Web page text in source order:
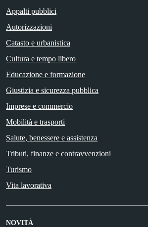
Appalti pubblici
Autorizzazioni
Catasto e urbanistica
Cultura e tempo libero
Educazione e formazione
Giustizia e sicurezza pubblica
Imprese e commercio
Mobilità e trasporti
Salute, benessere e assistenza
Tributi, finanze e contravvenzioni
Turismo
Vita lavorativa
NOVITÀ